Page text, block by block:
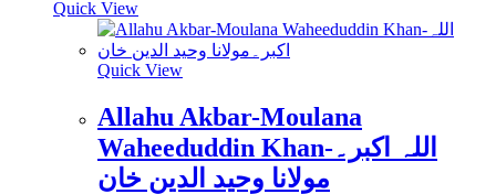
Quick View
Quick View
Allahu Akbar-Moulana
Waheeduddin Khan-اللہ اکبر۔
مولانا وحید الدین خان